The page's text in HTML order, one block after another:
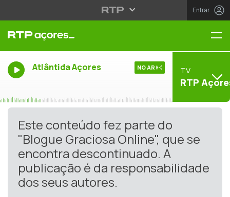
Entrar
Atlântida Açores NO AR TV
RTP
Este conteúdo fez parte do
"Blogue Graciosa Online", que se
encontra descontinuado. A
publicação é da responsabilidade
dos seus autores.